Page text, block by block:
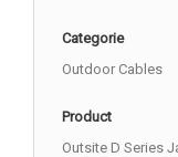
Categorie
Outdoor Cables
Product
Outsite D Series